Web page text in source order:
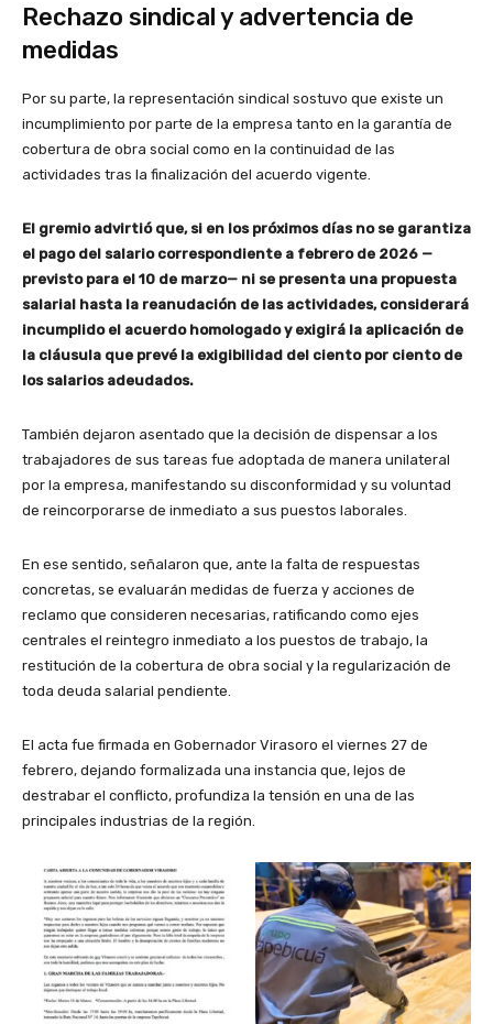
Rechazo sindical y advertencia de
medidas
Por su parte, la representación sindical sostuvo que existe un
incumplimiento por parte de la empresa tanto en la garantía de
cobertura de obra social como en la continuidad de las
actividades tras la finalización del acuerdo vigente.
El gremio advirtió que, si en los próximos días no se garantiza
el pago del salario correspondiente a febrero de 2026 —
previsto para el 10 de marzo— ni se presenta una propuesta
salarial hasta la reanudación de las actividades, considerará
incumplido el acuerdo homologado y exigirá la aplicación de
la cláusula que prevé la exigibilidad del ciento por ciento de
los salarios adeudados.
También dejaron asentado que la decisión de dispensar a los
trabajadores de sus tareas fue adoptada de manera unilateral
por la empresa, manifestando su disconformidad y su voluntad
de reincorporarse de inmediato a sus puestos laborales.
En ese sentido, señalaron que, ante la falta de respuestas
concretas, se evaluarán medidas de fuerza y acciones de
reclamo que consideren necesarias, ratificando como ejes
centrales el reintegro inmediato a los puestos de trabajo, la
restitución de la cobertura de obra social y la regularización de
toda deuda salarial pendiente.
El acta fue firmada en Gobernador Virasoro el viernes 27 de
febrero, dejando formalizada una instancia que, lejos de
destrabar el conflicto, profundiza la tensión en una de las
principales industrias de la región.